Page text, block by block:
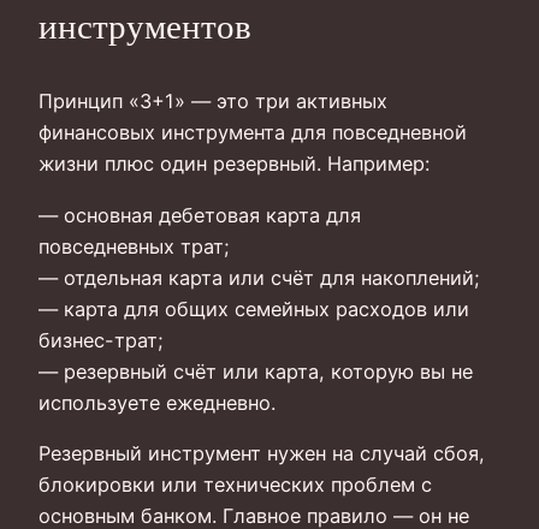
инструментов
Принцип «3+1» — это три активных
финансовых инструмента для повседневной
жизни плюс один резервный. Например:
— основная дебетовая карта для
повседневных трат;
— отдельная карта или счёт для накоплений;
— карта для общих семейных расходов или
бизнес-трат;
— резервный счёт или карта, которую вы не
используете ежедневно.
Резервный инструмент нужен на случай сбоя,
блокировки или технических проблем с
основным банком. Главное правило — он не